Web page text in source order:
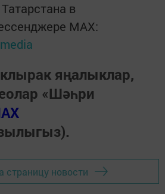
в
MАХ:
яңалыклар,
«Шәһри
страницу новости